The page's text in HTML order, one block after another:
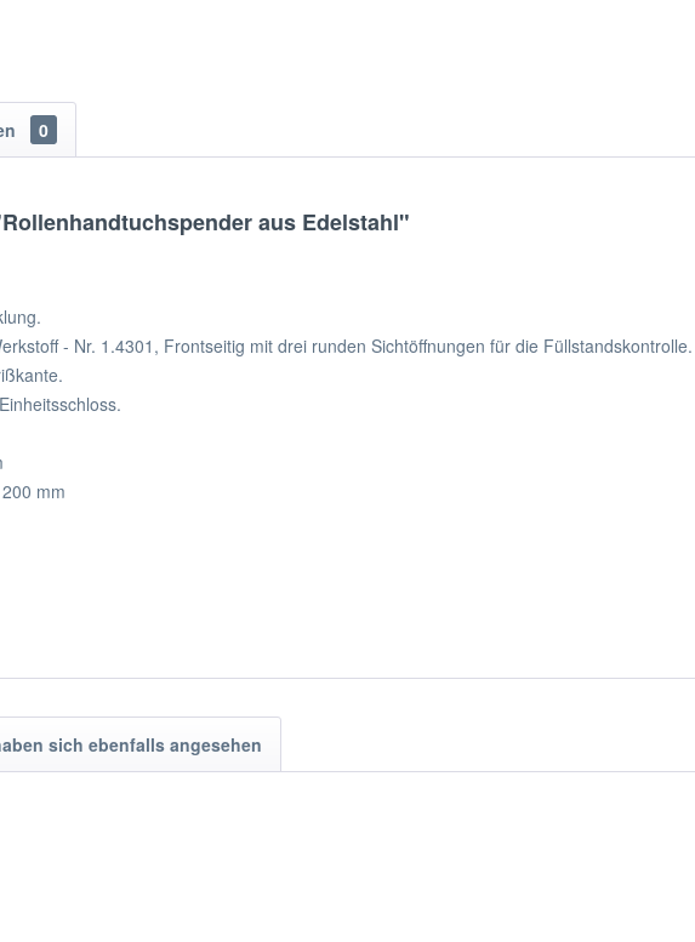
0
aus Edelstahl"
- Nr. 1.4301, Frontseitig mit drei runden Sichtöffnungen für die Füllstandskontrolle.
mm
sich ebenfalls angesehen